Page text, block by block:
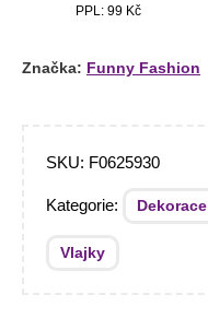
PPL: 99 Kč
Značka: Funny Fashion
SKU: F0625930
Kategorie: Dekorace
Vlajky